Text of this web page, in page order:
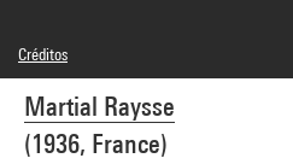
Martial Raysse
(1936, France)
Créditos
Leyenda : Détail de l'installation (peinture)
© Adagp, Paris
Créditos fotográficos : Centre Pompidou,
GrandPalaisRmn